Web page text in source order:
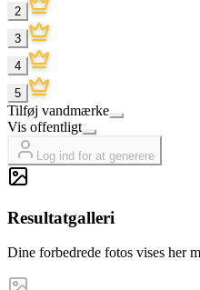
2
3
4
5
Tilføj vandmærke
Vis offentligt
Log ind for at generere
Resultatgalleri
Dine forbedrede fotos vises her